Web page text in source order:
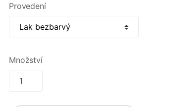
Provedení
Množství